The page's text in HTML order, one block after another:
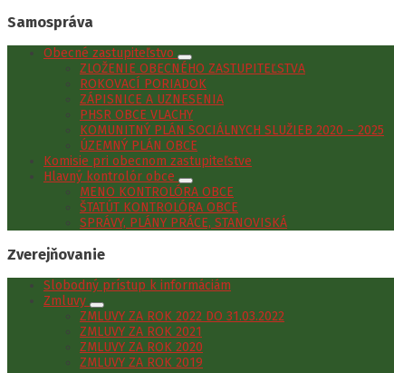
Samospráva
Obecné zastupiteľstvo
ZLOŽENIE OBECNÉHO ZASTUPITEĽSTVA
ROKOVACÍ PORIADOK
ZÁPISNICE A UZNESENIA
PHSR OBCE VLACHY
KOMUNITNÝ PLÁN SOCIÁLNYCH SLUŽIEB 2020 – 2025
ÚZEMNÝ PLÁN OBCE
Komisie pri obecnom zastupiteľstve
Hlavný kontrolór obce
MENO KONTROLÓRA OBCE
ŠTATÚT KONTROLÓRA OBCE
SPRÁVY, PLÁNY PRÁCE, STANOVISKÁ
Zverejňovanie
Slobodný prístup k informáciám
Zmluvy
ZMLUVY ZA ROK 2022 DO 31.03.2022
ZMLUVY ZA ROK 2021
ZMLUVY ZA ROK 2020
ZMLUVY ZA ROK 2019